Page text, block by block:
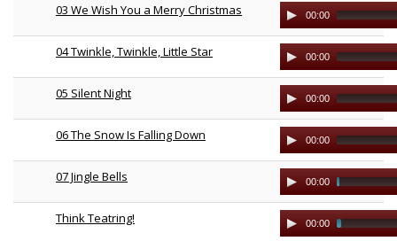
03 We Wish You a Merry Christmas
Audio
Player
00:00
04 Twinkle, Twinkle, Little Star
Audio
Player
00:00
05 Silent Night
Audio
Player
00:00
06 The Snow Is Falling Down
Audio
Player
00:00
07 Jingle Bells
Audio
Player
00:00
Think Teatring!
Audio
Player
00:00